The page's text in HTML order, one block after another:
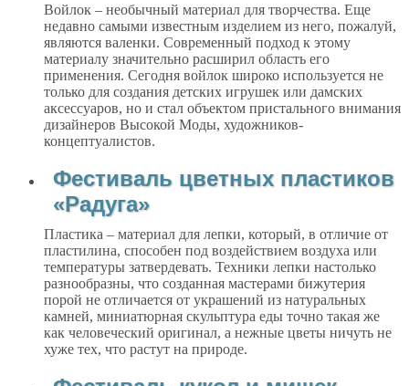
Войлок – необычный материал для творчества. Еще
недавно самыми известным изделием из него, пожалуй,
являются валенки. Современный подход к этому
материалу значительно расширил область его
применения. Сегодня войлок широко используется не
только для создания детских игрушек или дамских
аксессуаров, но и стал объектом пристального внимания
дизайнеров Высокой Моды, художников-
концептуалистов.
Фестиваль цветных пластиков
«Радуга»
Пластика – материал для лепки, который, в отличие от
пластилина, способен под воздействием воздуха или
температуры затвердевать. Техники лепки настолько
разнообразны, что созданная мастерами бижутерия
порой не отличается от украшений из натуральных
камней, миниатюрная скульптура еды точно такая же
как человеческий оригинал, а нежные цветы ничуть не
хуже тех, что растут на природе.